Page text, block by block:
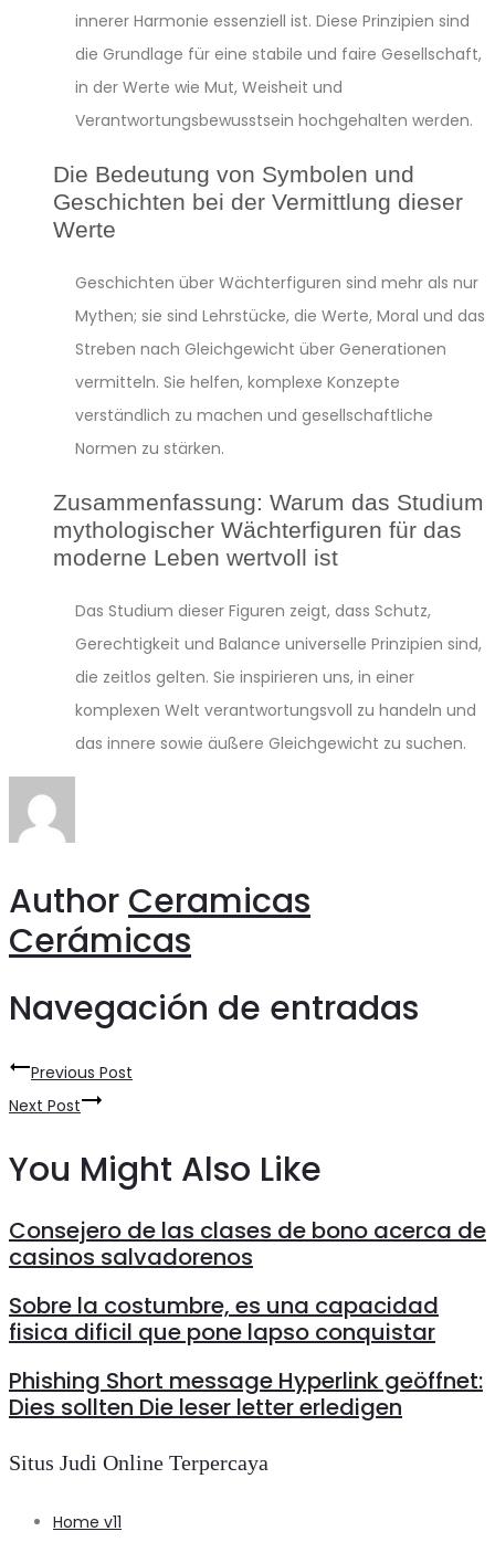
innerer Harmonie essenziell ist. Diese Prinzipien sind
die Grundlage für eine stabile und faire Gesellschaft,
in der Werte wie Mut, Weisheit und
Verantwortungsbewusstsein hochgehalten werden.
Die Bedeutung von Symbolen und
Geschichten bei der Vermittlung dieser
Werte
Geschichten über Wächterfiguren sind mehr als nur
Mythen; sie sind Lehrstücke, die Werte, Moral und das
Streben nach Gleichgewicht über Generationen
vermitteln. Sie helfen, komplexe Konzepte
verständlich zu machen und gesellschaftliche
Normen zu stärken.
Zusammenfassung: Warum das Studium
mythologischer Wächterfiguren für das
moderne Leben wertvoll ist
Das Studium dieser Figuren zeigt, dass Schutz,
Gerechtigkeit und Balance universelle Prinzipien sind,
die zeitlos gelten. Sie inspirieren uns, in einer
komplexen Welt verantwortungsvoll zu handeln und
das innere sowie äußere Gleichgewicht zu suchen.
Author Ceramicas
Cerámicas
Navegación de entradas
Previous Post
Next Post
You Might Also Like
Consejero de las clases de bono acerca de
casinos salvadorenos
Sobre la costumbre, es una capacidad
fisica dificil que pone lapso conquistar
Phishing Short message Hyperlink geöffnet:
Dies sollten Die leser letter erledigen
Situs Judi Online Terpercaya
Home v11